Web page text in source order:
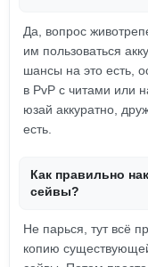
Да, вопрос
им пользоваться
шансы на это есть,
в PvP с читами или
юзай аккуратно,
есть.
Как правильно
сейвы?
Не парься, тут всё
копию